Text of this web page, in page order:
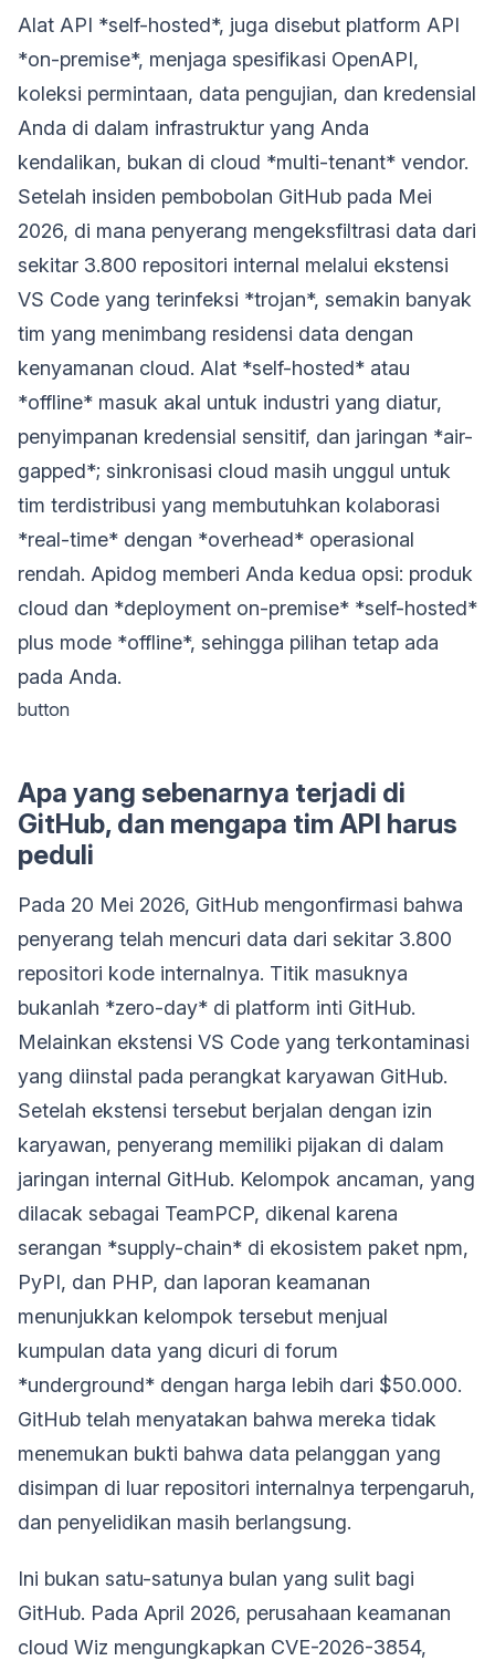
Alat API *self-hosted*, juga disebut platform API
*on-premise*, menjaga spesifikasi OpenAPI,
koleksi permintaan, data pengujian, dan kredensial
Anda di dalam infrastruktur yang Anda
kendalikan, bukan di cloud *multi-tenant* vendor.
Setelah insiden pembobolan GitHub pada Mei
2026, di mana penyerang mengeksfiltrasi data dari
sekitar 3.800 repositori internal melalui ekstensi
VS Code yang terinfeksi *trojan*, semakin banyak
tim yang menimbang residensi data dengan
kenyamanan cloud. Alat *self-hosted* atau
*offline* masuk akal untuk industri yang diatur,
penyimpanan kredensial sensitif, dan jaringan *air-
gapped*; sinkronisasi cloud masih unggul untuk
tim terdistribusi yang membutuhkan kolaborasi
*real-time* dengan *overhead* operasional
rendah. Apidog memberi Anda kedua opsi: produk
cloud dan *deployment on-premise* *self-hosted*
plus mode *offline*, sehingga pilihan tetap ada
pada Anda.
button
Apa yang sebenarnya terjadi di
GitHub, dan mengapa tim API harus
peduli
Pada 20 Mei 2026, GitHub mengonfirmasi bahwa
penyerang telah mencuri data dari sekitar 3.800
repositori kode internalnya. Titik masuknya
bukanlah *zero-day* di platform inti GitHub.
Melainkan ekstensi VS Code yang terkontaminasi
yang diinstal pada perangkat karyawan GitHub.
Setelah ekstensi tersebut berjalan dengan izin
karyawan, penyerang memiliki pijakan di dalam
jaringan internal GitHub. Kelompok ancaman, yang
dilacak sebagai TeamPCP, dikenal karena
serangan *supply-chain* di ekosistem paket npm,
PyPI, dan PHP, dan laporan keamanan
menunjukkan kelompok tersebut menjual
kumpulan data yang dicuri di forum
*underground* dengan harga lebih dari $50.000.
GitHub telah menyatakan bahwa mereka tidak
menemukan bukti bahwa data pelanggan yang
disimpan di luar repositori internalnya terpengaruh,
dan penyelidikan masih berlangsung.
Ini bukan satu-satunya bulan yang sulit bagi
GitHub. Pada April 2026, perusahaan keamanan
cloud Wiz mengungkapkan CVE-2026-3854,